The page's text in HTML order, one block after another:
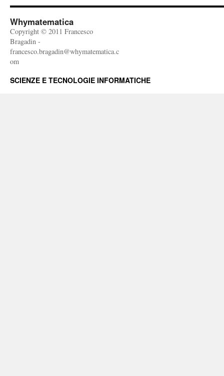
Whymatematica
Copyright © 2011 Francesco
Bragadin -
francesco.bragadin@whymatematica.c
om
SCIENZE E TECNOLOGIE INFORMATICHE